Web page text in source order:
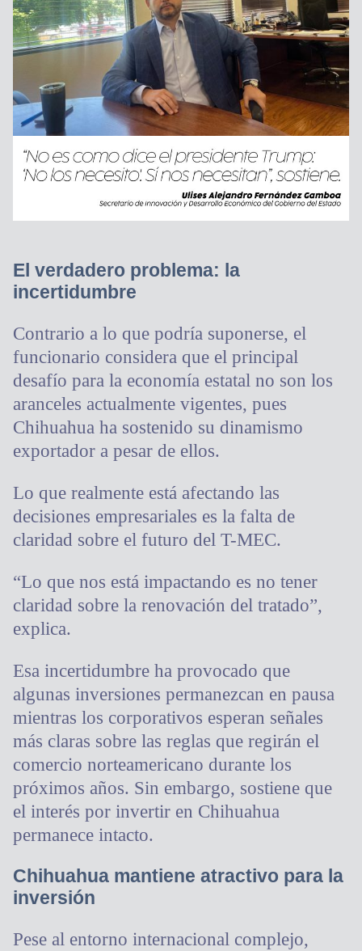
El verdadero problema: la
incertidumbre
Contrario a lo que podría suponerse, el
funcionario considera que el principal
desafío para la economía estatal no son los
aranceles actualmente vigentes, pues
Chihuahua ha sostenido su dinamismo
exportador a pesar de ellos.
Lo que realmente está afectando las
decisiones empresariales es la falta de
claridad sobre el futuro del T-MEC.
“Lo que nos está impactando es no tener
claridad sobre la renovación del tratado”,
explica.
Esa incertidumbre ha provocado que
algunas inversiones permanezcan en pausa
mientras los corporativos esperan señales
más claras sobre las reglas que regirán el
comercio norteamericano durante los
próximos años. Sin embargo, sostiene que
el interés por invertir en Chihuahua
permanece intacto.
Chihuahua mantiene atractivo para la
inversión
Pese al entorno internacional complejo,